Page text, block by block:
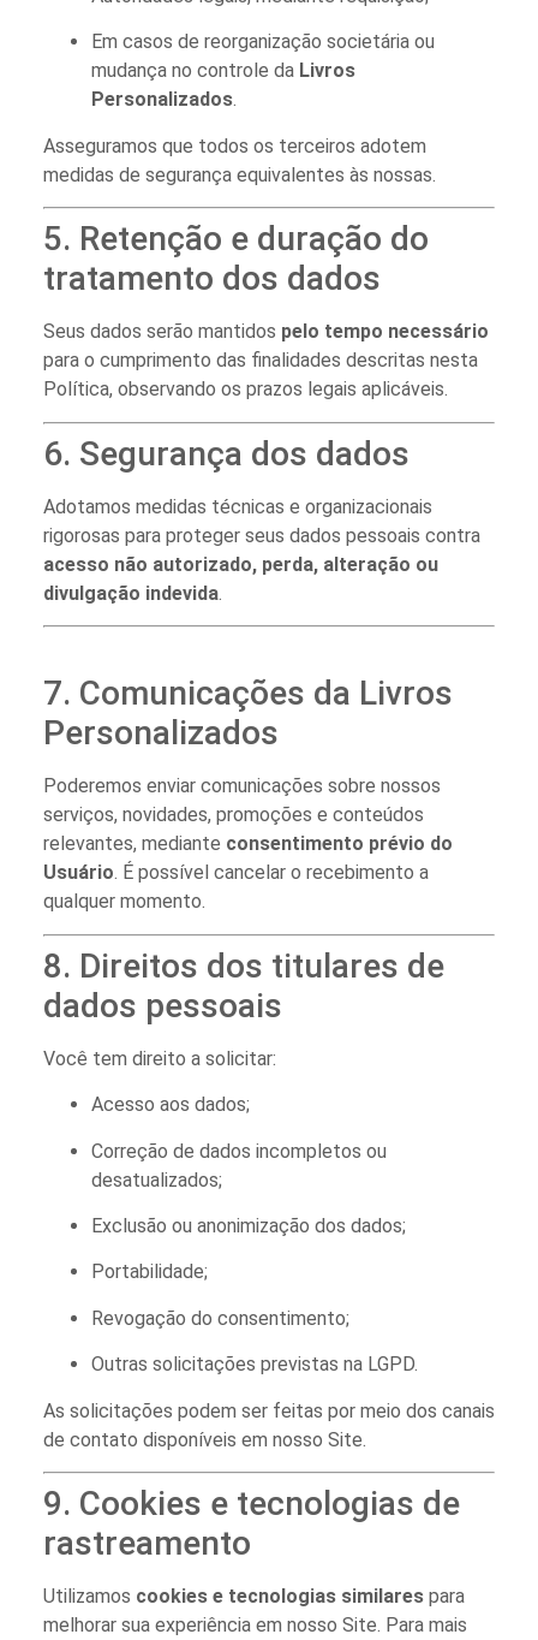
Em casos de reorganização societária ou
mudança no controle da Livros
Personalizados.
Asseguramos que todos os terceiros adotem
medidas de segurança equivalentes às nossas.
5. Retenção e duração do
tratamento dos dados
Seus dados serão mantidos pelo tempo necessário
para o cumprimento das finalidades descritas nesta
Política, observando os prazos legais aplicáveis.
6. Segurança dos dados
Adotamos medidas técnicas e organizacionais
rigorosas para proteger seus dados pessoais contra
acesso não autorizado, perda, alteração ou
divulgação indevida.
7. Comunicações da Livros
Personalizados
Poderemos enviar comunicações sobre nossos
serviços, novidades, promoções e conteúdos
relevantes, mediante consentimento prévio do
Usuário. É possível cancelar o recebimento a
qualquer momento.
8. Direitos dos titulares de
dados pessoais
Você tem direito a solicitar:
Acesso aos dados;
Correção de dados incompletos ou
desatualizados;
Exclusão ou anonimização dos dados;
Portabilidade;
Revogação do consentimento;
Outras solicitações previstas na LGPD.
As solicitações podem ser feitas por meio dos canais
de contato disponíveis em nosso Site.
9. Cookies e tecnologias de
rastreamento
Utilizamos cookies e tecnologias similarespara
melhorar sua experiência em nosso Site. Para mais